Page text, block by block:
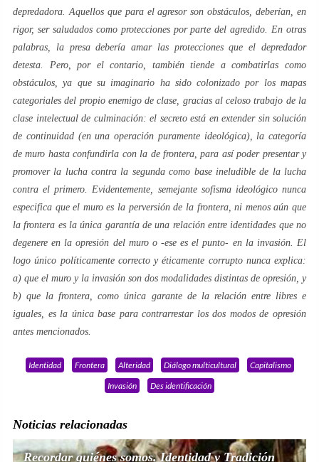
depredadora . Aquellos que para el agresor sonobstáculos, deberían, en
rigor, ser saludados como proteccionespor parte del agredido. En otras
palabras, la presadebería amar las protecciones que eldepredador
detesta. Pero, por el contario, también tiende a combatirlas como
obstáculos, ya que su imaginario ha sidocolonizado por los mapas
categoriales del propio enemigo de clase, gracias al celoso trabajo de la
clase intelectual de culminación: el secreto está en extender sin solución
de continuidad (en una operación puramente ideológica), la categoría
demuro hasta confundirla con la de frontera, para así poder presentar y
promover la lucha contra la segunda como base ineludible de la lucha
contra el primero. Evidentemente, semejante sofisma ideológico nunca
especifica que el muro es la perversión de la frontera, ni menos aún que
la frontera es la única garantía de una relación entre identidades que no
degenere en la opresión del muroo -ese es el punto- en la invasión. El
logo único políticamente correcto y éticamente corrupto nunca explica:
a) que el muro y la invasión son dos modalidades distintas de opresión, y
b) que lafrontera , como única garante de la relación entre libres e
iguales, es la única base para contrarrestar los dos modos de opresión
antes mencionados.
Identidad Frontera Alteridad Diálogo multicultural
Capitalismo
Invasión
Des identificación
Noticias relacionadas
Recordar quiénes somos. Identidad y Tradición